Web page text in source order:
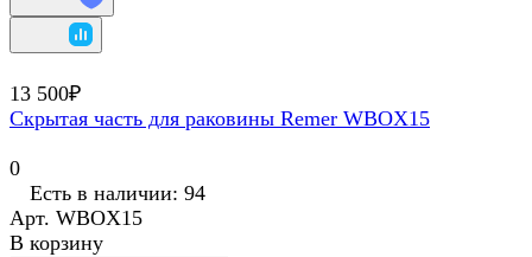
13 500₽
Скрытая часть для раковины Remer WBOX15
0
Есть в наличии: 94
Арт. WBOX15
В корзину